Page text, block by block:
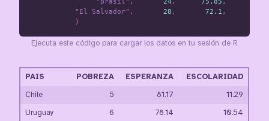
"El Salvador" , 28 , 72.1 ,
)
Ejecuta este código para cargar los datos en tu sesión de R
PAIS POBREZA ESPERANZA ESCOLARIDAD
Chile 5 81.17 11.29
Uruguay 6 78.14 10.54